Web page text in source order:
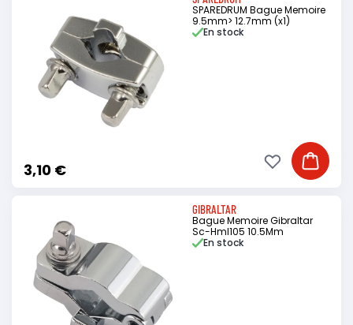
SPAREDRUM Bague Memoire
9.5mm> 12.7mm (x1)
3,10 €
En stock
Ajouter
Ajouter à ma
GIBRALTAR
Bague Memoire Gibraltar
Sc-Hml105 10.5Mm
En stock